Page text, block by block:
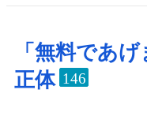
「無料であ
正体 146